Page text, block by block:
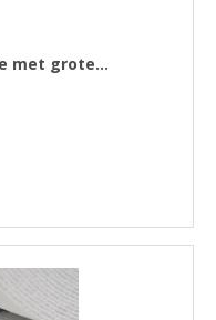
met grote...